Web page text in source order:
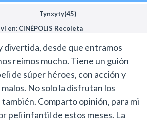
Tynxyty(45)
ví en: CINÉPOLIS Recoleta
divertida, desde que entramos
reímos mucho. Tiene un guión
de súper héroes, con acción y
No solo la disfrutan los
Comparto opinión, para mi
peli infantil de estos meses. La